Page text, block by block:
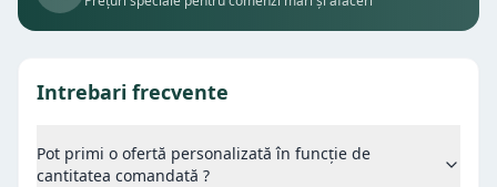
Intrebari frecvente
Pot primi o ofertă personalizată în funcție de
cantitatea comandată ?